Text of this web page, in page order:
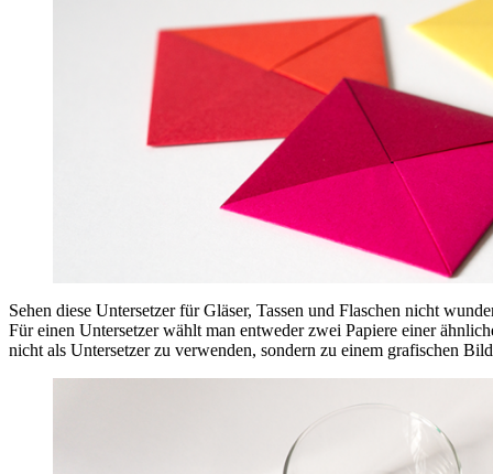
Sehen diese Untersetzer für Gläser, Tassen und Flaschen nicht
Für einen Untersetzer wählt man entweder zwei Papiere einer
nicht als Untersetzer zu verwenden, sondern zu einem grafischen